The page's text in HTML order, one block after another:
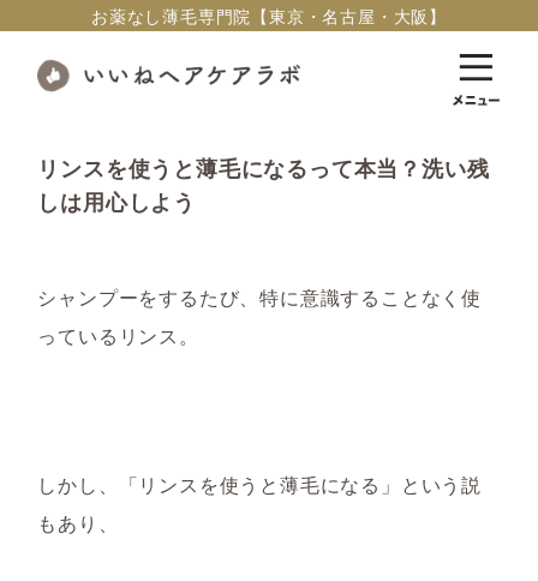
お薬なし薄毛専門院【東京・名古屋・大阪】
リンスを使うと薄毛になるって本当？洗い残
しは用心しよう
シャンプーをするたび、特に意識することなく使
っている リンス。
しかし、 「リンスを使うと薄毛になる 」 という説
もあり、